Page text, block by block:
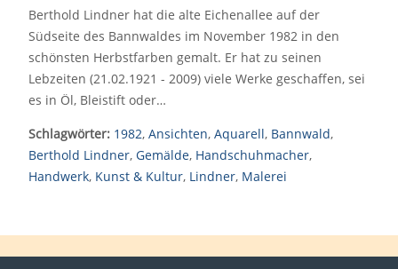
Berthold Lindner hat die alte Eichenallee auf der
Südseite des Bannwaldes im November 1982 in den
schönsten Herbstfarben gemalt. Er hat zu seinen
Lebzeiten (21.02.1921 - 2009) viele Werke geschaffen, sei
es in Öl, Bleistift oder…
Schlagwörter: 1982, Ansichten, Aquarell, Bannwald,
Berthold Lindner, Gemälde, Handschuhmacher,
Handwerk, Kunst & Kultur, Lindner, Malerei